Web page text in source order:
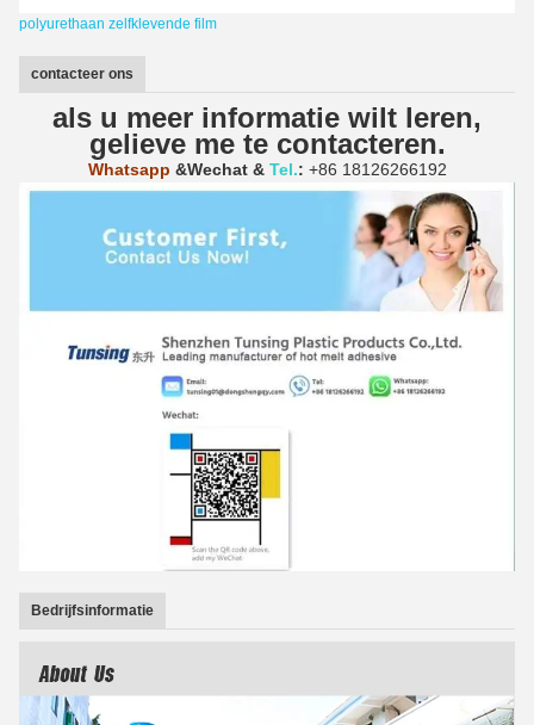
polyurethaan zelfklevende film
contacteer ons
als u meer informatie wilt leren,
gelieve me te contacteren.
Whatsapp &Wechat& Tel.: +86 18126266192
Bedrijfsinformatie